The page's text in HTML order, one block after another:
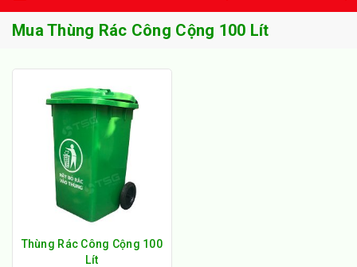
Mua Thùng Rác Công Cộng 100 Lít
Thùng Rác Công Cộng 100
Lít